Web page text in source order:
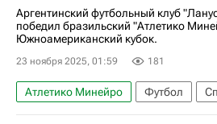
Аргентинский футбольный клуб
победил бразильский "Атлетико
Южноамериканский кубок.
23 ноября 2025, 01:59 181
Атлетико Минейро Футбол
Асунсьон
Аргентина
Халк